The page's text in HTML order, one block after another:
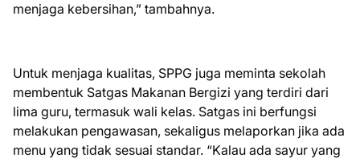
menjaga kebersihan,” tambahnya.
Untuk menjaga kualitas, SPPG juga meminta sekolah
membentuk Satgas Makanan Bergizi yang terdiri dari
lima guru, termasuk wali kelas. Satgas ini berfungsi
melakukan pengawasan, sekaligus melaporkan jika ada
menu yang tidak sesuai standar. “Kalau ada sayur yang